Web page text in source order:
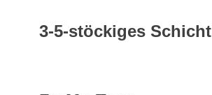
3-5-stöckiges